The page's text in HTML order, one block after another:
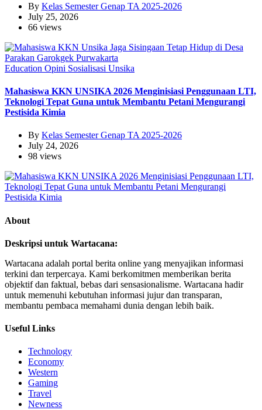
By Kelas Semester Genap TA 2025-2026
July 25, 2026
66 views
Education Opini Sosialisasi Unsika
Mahasiswa KKN UNSIKA 2026 Menginisiasi Penggunaan LTI,
Teknologi Tepat Guna untuk Membantu Petani Mengurangi
Pestisida Kimia
By Kelas Semester Genap TA 2025-2026
July 24, 2026
98 views
About
Deskripsi untuk Wartacana:
Wartacana adalah portal berita online yang menyajikan informasi
terkini dan terpercaya. Kami berkomitmen memberikan berita
objektif dan faktual, bebas dari sensasionalisme. Wartacana hadir
untuk memenuhi kebutuhan informasi jujur dan transparan,
membantu pembaca memahami dunia dengan lebih baik.
Useful Links
Technology
Economy
Western
Gaming
Travel
Newness